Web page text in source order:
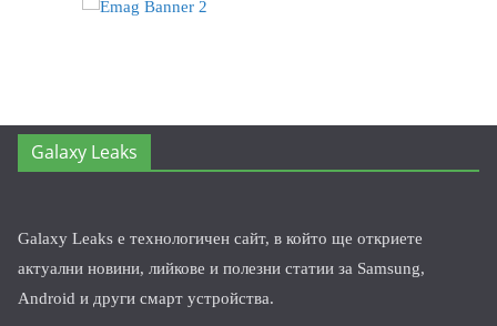
Galaxy Leaks
Galaxy Leaks е технологичен сайт, в който ще откриете
актуални новини, лийкове и полезни статии за Samsung,
Android и други смарт устройства.